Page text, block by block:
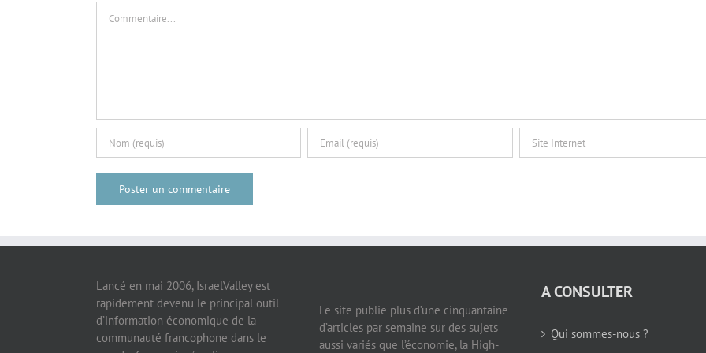
Lancé en mai 2006, IsraelValley est
rapidement devenu le principal outil
d’information économique de la
communauté francophone dans le
Le site publie plus d’une cinquantaine
d’articles par semaine sur des sujets
aussi variés que l’économie, la High-
A CONSULTER
Qui sommes-nous ?